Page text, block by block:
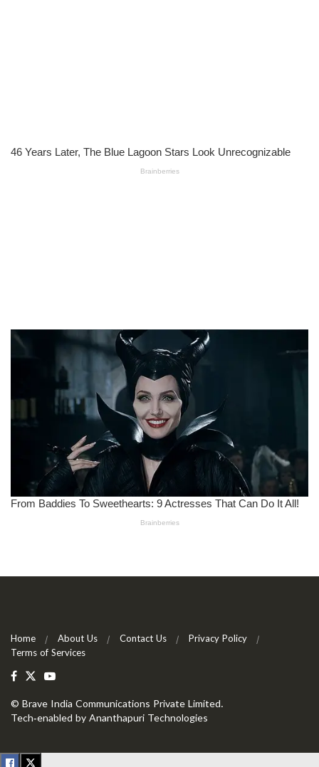
Home About Us Contact Us
Privacy Policy
Terms of Services
© Brave India Communications Private Limited.
Tech-enabled by Ananthapuri Technologies